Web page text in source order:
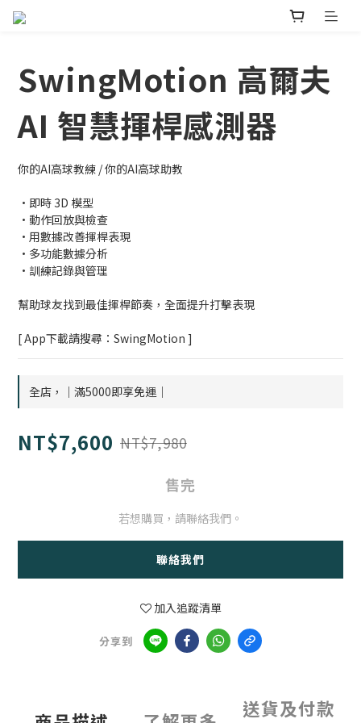
SwingMotion 高爾夫
AI 智慧揮桿感測器
你的AI高球教練 / 你的AI高球助教
•即時 3D 模型
•動作回放與檢查
•用數據改善揮桿表現
•多功能數據分析
•訓練記錄與管理
幫助球友找到最佳揮桿節奏，全面提升打擊表現
[ App下載請搜尋：SwingMotion ]
全店，｜滿5000即享免運｜
NT$7,600 NT$7,980
售完
若想購買，請聯絡我們。
聯絡我們
加入追蹤清單
分享到
送貨及付款